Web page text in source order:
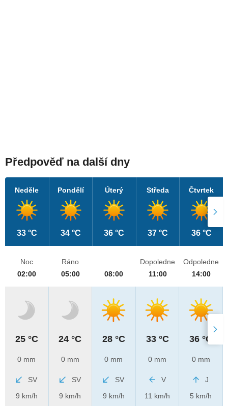
Předpověď na další dny
Neděle
33 °C
Pondělí
34 °C
Úterý
36 °C
Středa
37 °C
Čtvrtek
36 °C
Noc
02:00
25 °C
0 mm
SV
9 km/h
Ráno
05:00
24 °C
0 mm
SV
9 km/h
08:00
28 °C
0 mm
SV
9 km/h
Dopoledne
11:00
33 °C
0 mm
V
11 km/h
Odpoledne
14:00
36 °C
0 mm
J
5 km/h